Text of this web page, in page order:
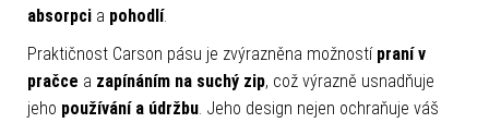
absorpci a pohodlí.
Praktičnost Carson pásu je zvýrazněna možností praní v
pračce a zapínáním na suchý zip, což výrazně usnadňuje
jeho používání a údržbu. Jeho design nejen ochraňuje váš